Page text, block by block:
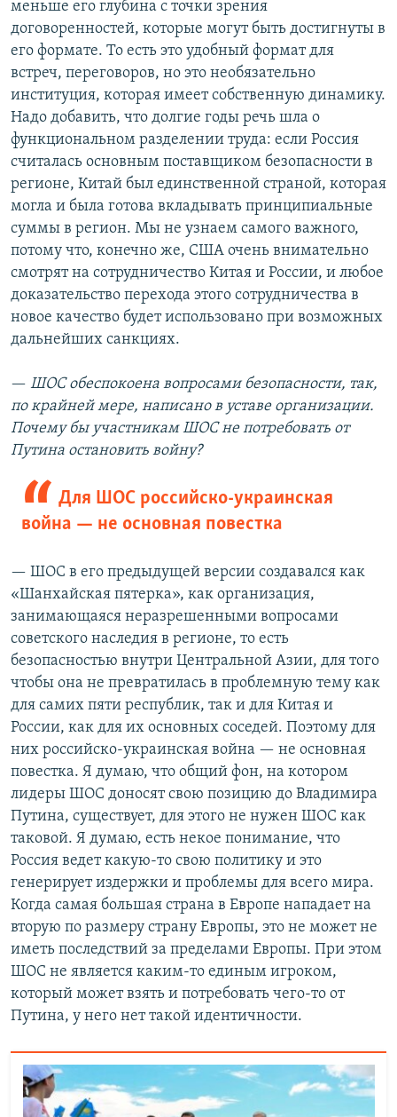
меньше его глубина с точки зрения
договоренностей, которые могут быть достигнуты в
его формате. То есть это удобный формат для
встреч, переговоров, но это необязательно
институция, которая имеет собственную динамику.
Надо добавить, что долгие годы речь шла о
функциональном разделении труда: если Россия
считалась основным поставщиком безопасности в
регионе, Китай был единственной страной, которая
могла и была готова вкладывать принципиальные
суммы в регион. Мы не узнаем самого важного,
потому что, конечно же, США очень внимательно
смотрят на сотрудничество Китая и России, и любое
доказательство перехода этого сотрудничества в
новое качество будет использовано при возможных
дальнейших санкциях.
— ШОС обеспокоена вопросами безопасности, так,
по крайней мере, написано в уставе организации.
Почему бы участникам ШОС не потребовать от
Путина остановить войну?
Для ШОС российско-украинская
война — не основная повестка
— ШОС в его предыдущей версии создавался как
«Шанхайская пятерка», как организация,
занимающаяся неразрешенными вопросами
советского наследия в регионе, то есть
безопасностью внутри Центральной Азии, для того
чтобы она не превратилась в проблемную тему как
для самих пяти республик, так и для Китая и
России, как для их основных соседей. Поэтому для
них российско-украинская война — не основная
повестка. Я думаю, что общий фон, на котором
лидеры ШОС доносят свою позицию до Владимира
Путина, существует, для этого не нужен ШОС как
таковой. Я думаю, есть некое понимание, что
Россия ведет какую-то свою политику и это
генерирует издержки и проблемы для всего мира.
Когда самая большая страна в Европе нападает на
вторую по размеру страну Европы, это не может не
иметь последствий за пределами Европы. При этом
ШОС не является каким-то единым игроком,
который может взять и потребовать чего-то от
Путина, у него нет такой идентичности.